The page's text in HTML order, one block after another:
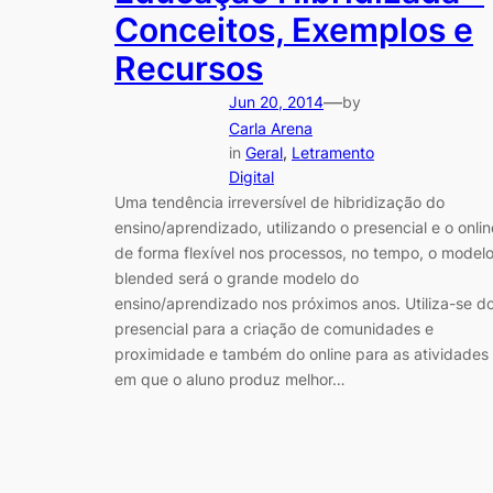
Conceitos, Exemplos e
Recursos
Jun 20, 2014—by
Carla Arena
in Geral, Letramento
Digital
Uma tendência irreversível de hibridização do
ensino/aprendizado, utilizando o presencial e o
de forma flexível nos processos, no tempo, o modelo
blended será o grande modelo do
ensino/aprendizado nos próximos anos. Utiliza-se
presencial para a criação de comunidades e
proximidade e também do online para as atividades
em que o aluno produz melhor…